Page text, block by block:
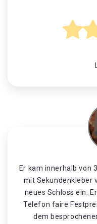
Er kam innerhalb von
mit Sekundenkleber
neues Schloss ein.
Telefon faire
dem